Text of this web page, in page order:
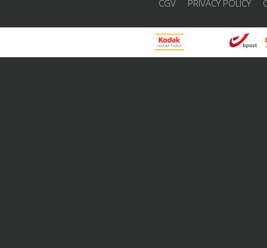
CGV PRIVACY POLICY